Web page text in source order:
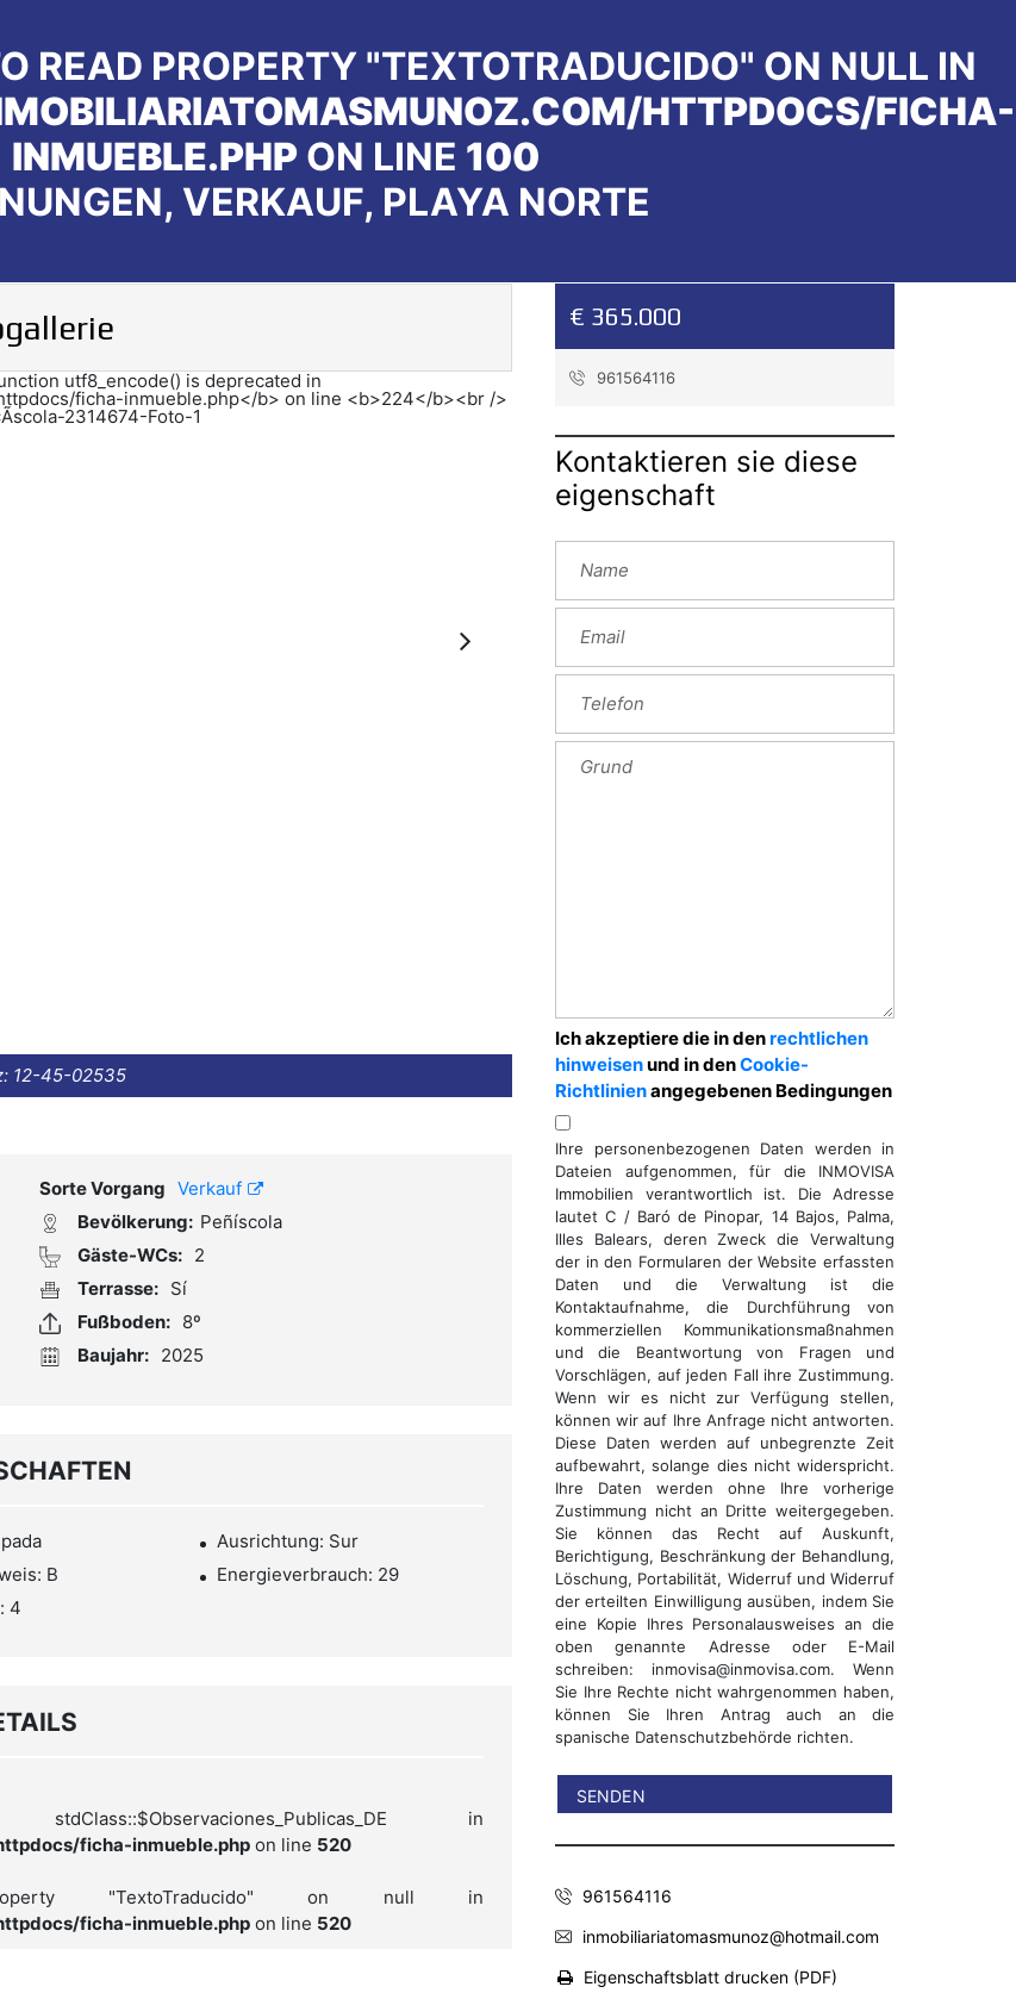
READ PROPERTY "TEXTOTRADUCIDO" ON NULL IN
HTTPDOCS/FICHA-
INMUEBLE.PHP ON LINE 100
VERKAUF, PLAYA NORTE
12-45-02535
Sorte Vorgang Verkauf
Bevölkerung: Peñíscola
Gäste-WCs:
2
Terrasse:
Sí
Fußboden:
8º
Baujahr: 2025
Ausrichtung: Sur
B
Energieverbrauch: 29
4
in
ficha-inmueble.php on line 520
"TextoTraducido" on null in
ficha-inmueble.php on line 520
€ 365.000
961564116
Kontaktieren sie diese
eigenschaft
Ich akzeptiere die in denrechtlichen
hinweisenund in denCookie-
Richtlinienangegebenen Bedingungen
Ihre personenbezogenen Daten werden in
Dateien aufgenommen, für die INMOVISA
Immobilien verantwortlich ist. Die Adresse
lautet C / Baró de Pinopar, 14 Bajos, Palma,
Illes Balears, deren Zweck die Verwaltung
der in den Formularen der Website erfassten
Daten und die Verwaltung ist die
Kontaktaufnahme, die Durchführung von
kommerziellen Kommunikationsmaßnahmen
und die Beantwortung von Fragen und
Vorschlägen, auf jeden Fall ihre Zustimmung.
Wenn wir es nicht zur Verfügung stellen,
können wir auf Ihre Anfrage nicht antworten.
Diese Daten werden auf unbegrenzte Zeit
aufbewahrt, solange dies nicht widerspricht.
Ihre Daten werden ohne Ihre vorherige
Zustimmung nicht an Dritte weitergegeben.
Sie können das Recht auf Auskunft,
Berichtigung, Beschränkung der Behandlung,
Löschung, Portabilität, Widerruf und Widerruf
der erteilten Einwilligung ausüben, indem Sie
eine Kopie Ihres Personalausweises an die
oben genannte Adresse oder E-Mail
schreiben: inmovisa@inmovisa.com. Wenn
Sie Ihre Rechte nicht wahrgenommen haben,
können Sie Ihren Antrag auch an die
spanische Datenschutzbehörde richten.
961564116
inmobiliariatomasmunoz@hotmail.com
Eigenschaftsblatt drucken (PDF)